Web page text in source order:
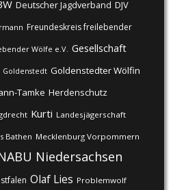
Deutscher Jagdverband DJV
Freundeskreis freilebender
Wölfe e.V. Gesellschaft
Goldenstedt Goldenstedter Wölfin
Tamke Herdenschutz
Kurti Landesjägerschaft
Bathen Mecklenburg Vorpommern
Niedersachsen
Olaf Lies Problemwolf